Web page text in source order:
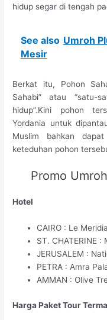
hidup segar di tengah
See also Umroh
Mesir
Berkat itu, Pohon
Sahabi” atau “satu-
hidup”.Kini pohon
Yordania untuk
Muslim bahkan
keteduhan pohon
Promo
Hotel
CAIRO : Le
ST. CHATERINE
JERUSALEM :
PETRA : Amra
AMMAN : Olive
Harga Paket Tour